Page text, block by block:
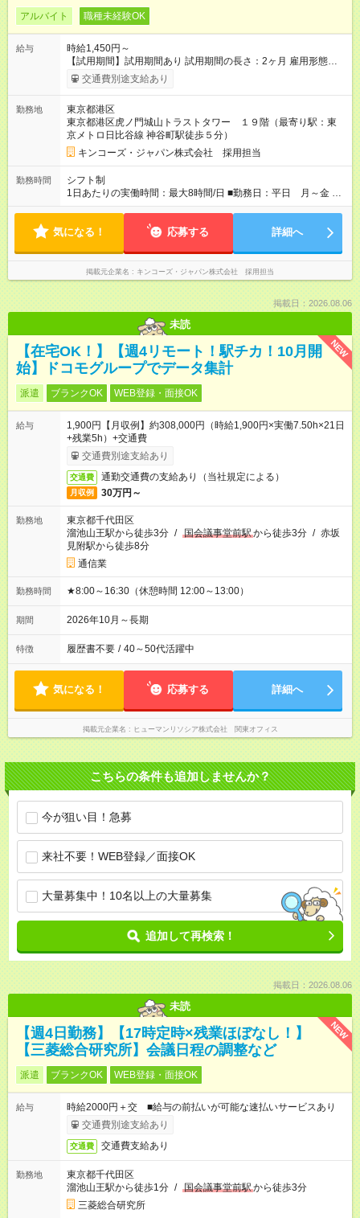
アルバイト 職種未経験OK
給与
時給1,450円～
【試用期間】試用期間あり 試用期間の長さ：2ヶ月 雇用形態、
給与は本採用時と同じです。 ・6か月ごとの業務評価で昇給あ
り！頑張っている人、スキルがある人にしっかり応えます！ ・
ます。
交通費別途支給あり
勤務地
東京都港区
東京都港区虎ノ門城山トラストタワー １９階（最寄り駅：東
京メトロ日比谷線 神谷町駅徒歩５分）
キンコーズ・ジャパン株式会社 採用担当
勤務時間
シフト制
1日あたりの実働時間：最大8時間/日 ■勤務日：平日 月～金 ■
勤務時間：9:00～18:00 *繁忙期は別途調整あり
気になる！ 応募する 詳細へ
掲載元企業名 キンコーズ・ジャパン株式会社 採用担当
掲載日：2026.08.06
未読
NEW
【在宅OK！】【週4リモート！駅チカ！10月開
始】ドコモグループでデータ集計
派遣 ブランクOK WEB登録・面接OK
給与
1,900円【月収例】約308,000円（時給1,900円×実働7.50h×21日
+残業5h）+交通費
交通費別途支給あり
交通費 通勤交通費の支給あり（当社規定による）
月収例 30万円～
勤務地
東京都千代田区
溜池山王駅から徒歩3分 / 国会議事堂前駅から徒歩3分 / 赤坂
見附駅から徒歩8分
通信業
勤務時間 ★8:00～16:30（休憩時間 12:00～13:00）
期間 2026年10月～長期
特徴 履歴書不要 / 40～50代活躍中
気になる！ 応募する 詳細へ
掲載元企業名 ヒューマンリソシア株式会社 関東オフィス
こちらの条件も追加しませんか？
今が狙い目！急募
来社不要！WEB登録／面接OK
大量募集中！10名以上の大量募集
追加して再検索！
掲載日：2026.08.06
未読
NEW
【週4日勤務】【17時定時×残業ほぼなし！】
【三菱総合研究所】会議日程の調整など
派遣 ブランクOK WEB登録・面接OK
給与
時給2000円＋交 ■給与の前払いが可能な速払いサービスあり
交通費別途支給あり
交通費 交通費支給あり
勤務地
東京都千代田区
溜池山王駅から徒歩1分 / 国会議事堂前駅から徒歩3分
三菱総合研究所